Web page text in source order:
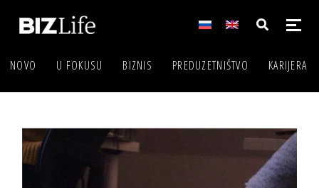
NOVO U FOKUSU BIZNIS PREDUZETNIŠTVO KARIJERA